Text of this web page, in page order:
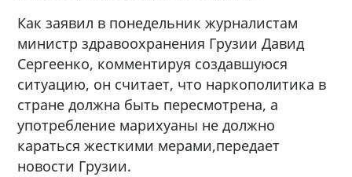
Как заявил в понедельник журналистам
министр здравоохранения Грузии Давид
Сергеенко, комментируя создавшуюся
ситуацию, он считает, что наркополитика в
стране должна быть пересмотрена, а
употребление марихуаны не должно
караться жесткими мерами,передает
новости Грузии.